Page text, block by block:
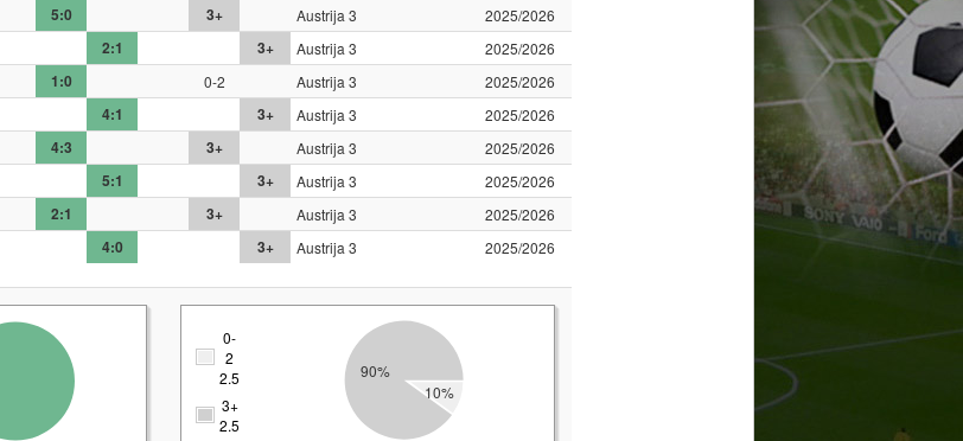
5:0 3+ Austrija 3
2025/2026
2:1 3+ Austrija 3
2025/2026
1:0 0-2 Austrija 3
2025/2026
4:1 3+ Austrija 3
2025/2026
4:3 3+ Austrija 3
2025/2026
5:1 3+ Austrija 3
2025/2026
2:1 3+ Austrija 3
2025/2026
4:0 3+ Austrija 3 2025/2026
0-
2
2.5
3+
2.5
10%
90%